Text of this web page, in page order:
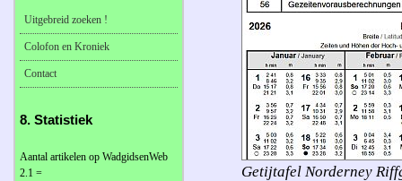
Getijtafel Norderney
Uitgebreid zoeken !
Colofon en Kroniek
Contact
8. Statistiek
Aantal artikelen op WadgidsenWeb
2.1 =